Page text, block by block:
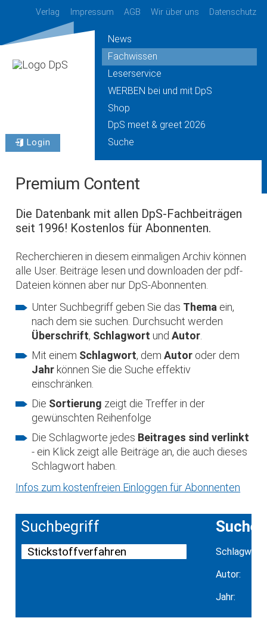
Verlag Impressum AGB Wir über uns Datenschutz
Login
News
Fachwissen
Leserservice
WERBEN bei und mit DpS
Shop
DpS meet & greet 2026
Suche
Premium Content
Die Datenbank mit allen DpS-Fachbeiträgen
seit 1996! Kostenlos für Abonnenten.
Recherchieren in diesem einmaligen Archiv können
alle User. Beiträge lesen und downloaden der pdf-
Dateien können aber nur DpS-Abonnenten.
Unter Suchbegriff geben Sie das Thema ein,
nach dem sie suchen. Durchsucht werden
Überschrift, Schlagwort undAutor
Mit einem Schlagwort, demAutor oder dem
Jahr können Sie die Suche effektiv
einschränken.
Die Sortierung zeigt die Treffer in der
gewünschten Reihenfolge
Die Schlagworte jedes Beitrages sind verlinkt
- ein Klick zeigt alle Beiträge an, die auch dieses
Schlagwort haben.
Infos zum kostenfreien Einloggen für Abonnenten
Suchbegriff Suche
Schlagwort:
Autor:
Jahr: